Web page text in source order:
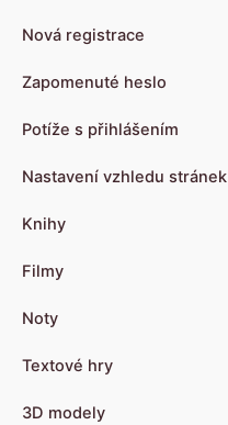
Nová registrace
Zapomenuté heslo
Potíže s přihlášením
Nastavení vzhledu stránek
Knihy
Filmy
Noty
Textové hry
3D modely